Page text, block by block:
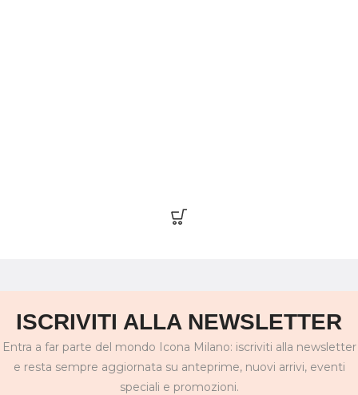
ISCRIVITI ALLA NEWSLETTER
Entra a far parte del mondo Icona Milano: iscriviti alla newsletter
e resta sempre aggiornata su anteprime, nuovi arrivi, eventi
speciali e promozioni.